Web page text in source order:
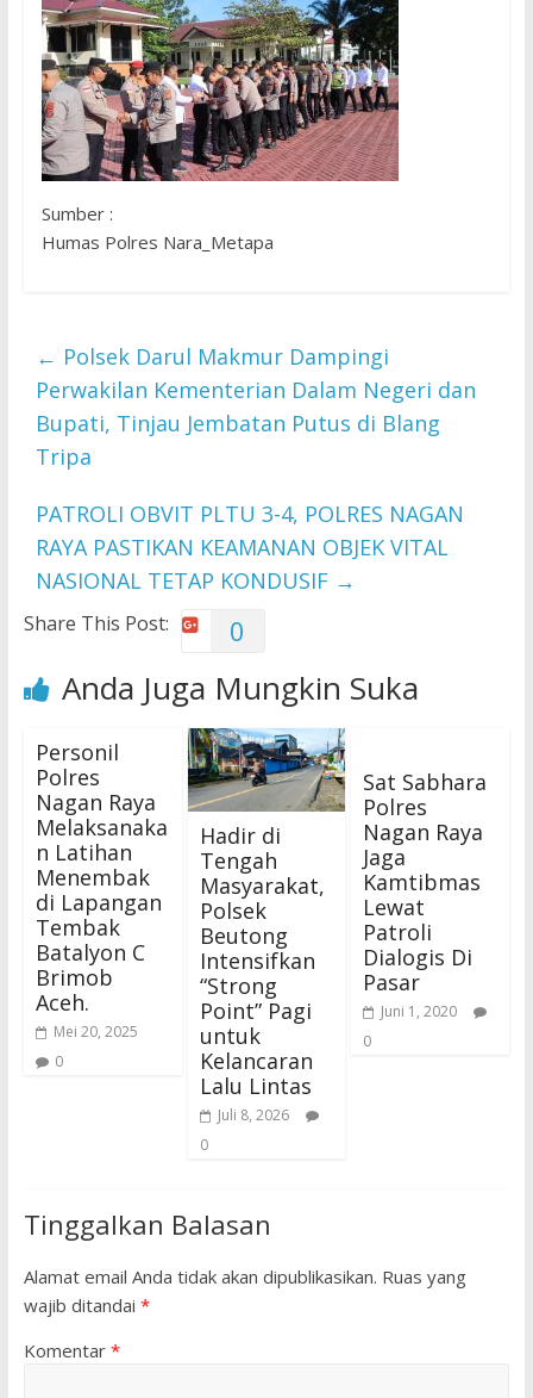
Sumber :
Humas Polres Nara_Metapa
← Polsek Darul Makmur Dampingi
Perwakilan Kementerian Dalam Negeri dan
Bupati, Tinjau Jembatan Putus di Blang
Tripa
PATROLI OBVIT PLTU 3-4, POLRES NAGAN
RAYA PASTIKAN KEAMANAN OBJEK VITAL
NASIONAL TETAP KONDUSIF →
Share This Post: 0
Anda Juga Mungkin Suka
Personil
Polres
Nagan Raya
Melaksanaka
n Latihan
Menembak
di Lapangan
Tembak
Batalyon C
Brimob
Aceh.
Mei 20, 2025
0
Hadir di
Tengah
Masyarakat,
Polsek
Beutong
Intensifkan
“Strong
Point” Pagi
untuk
Kelancaran
Lalu Lintas
Juli 8, 2026
0
Sat Sabhara
Polres
Nagan Raya
Jaga
Kamtibmas
Lewat
Patroli
Dialogis Di
Pasar
Juni 1, 2020
0
Tinggalkan Balasan
Alamat email Anda tidak akan dipublikasikan. Ruas yang
wajib ditandai *
Komentar *